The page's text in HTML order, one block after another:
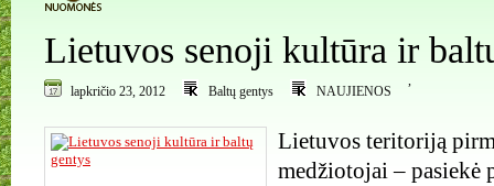
Lietuvos senoji kultūra ir
lapkričio 23, 2012 Baltų gentys
,
NAUJIENOS
Lietuvos teritoriją
medžiotojai – pasiekė